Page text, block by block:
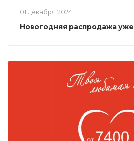
01 декабря 2024
Новогодняя распродажа уже